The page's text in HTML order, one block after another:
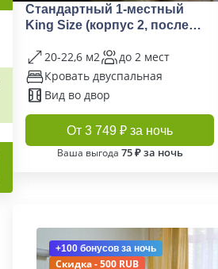
Стандартный 1-местный
King Size (корпус 2, после
20-22,6 м2
до 2 мест
Кровать двуспальная
Вид во двор
От 3 749 ₽ за ночь
Ваша выгода 75 ₽ за ночь
+100 бонусов за ночь
Скидка - 500 RUB